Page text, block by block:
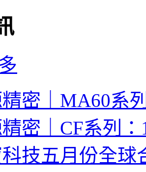
密｜MA60系
密｜CF系列：
技五月份全球